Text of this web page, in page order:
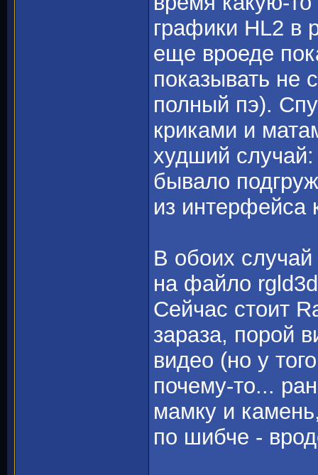
графики HL2 в
еще вроеде
показывать не
полный пэ).
криками и
худший
бывало
из интерфейса
В обоих
на файло
Сейчас стоит
зараза, порой
видео (но у
почему-то...
мамку и
по шибче -